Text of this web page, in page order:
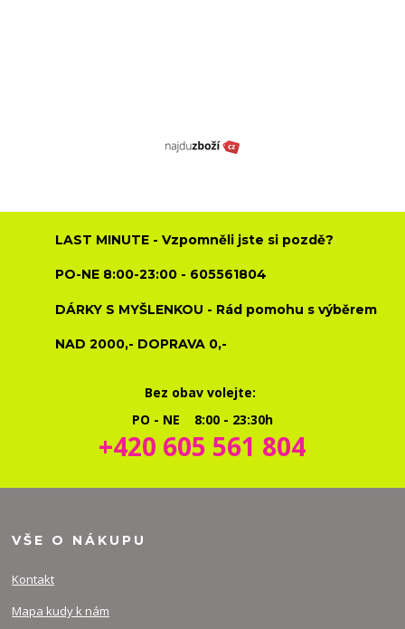
LAST MINUTE - Vzpomněli jste si pozdě?
PO-NE 8:00-23:00 - 605561804
DÁRKY S MYŠLENKOU - Rád pomohu s výběrem
NAD 2000,- DOPRAVA 0,-
Bez obav volejte:
PO - NE 8:00 - 23:30h
+420 605 561 804
VŠE O NÁKUPU
Kontakt
Mapa kudy k nám